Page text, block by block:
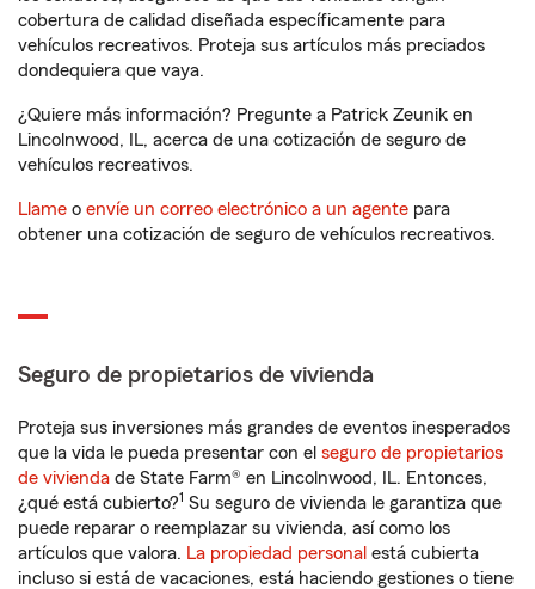
cobertura de calidad diseñada específicamente para
vehículos recreativos. Proteja sus artículos más preciados
dondequiera que vaya.
¿Quiere más información? Pregunte a Patrick Zeunik en
Lincolnwood, IL, acerca de una cotización de seguro de
vehículos recreativos.
Llame o envíe un correo electrónico a un agente para
obtener una cotización de seguro de vehículos recreativos.
Seguro de propietarios de vivienda
Proteja sus inversiones más grandes de eventos inesperados
que la vida le pueda presentar con el seguro de propietarios
de vivienda de State Farm® en Lincolnwood, IL. Entonces,
¿qué está cubierto?1 Su seguro de vivienda le garantiza que
puede reparar o reemplazar su vivienda, así como los
artículos que valora. La propiedad personal está cubierta
incluso si está de vacaciones, está haciendo gestiones o tiene